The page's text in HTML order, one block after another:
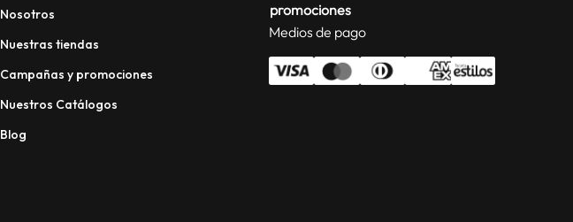
Nosotros
Nuestras tiendas
Campañas y promociones
Nuestros Catálogos
Blog
promociones
Medios de pago